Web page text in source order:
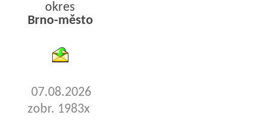
okres
Brno-město
07.08.2026
zobr. 1983x